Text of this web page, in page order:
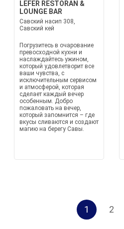
LEFER RESTORAN &
LOUNGE BAR
Савский насип 308,
Савский кей
Погрузитесь в очарование
превосходной кухни и
наслаждайтесь ужином,
который удовлетворит все
ваши чувства, с
исключительным сервисом
и атмосферой, которая
сделает каждый вечер
особенным. Добро
пожаловать на вечер,
который запомнится – где
вкусы сливаются и создают
магию на берегу Савы.
1 2